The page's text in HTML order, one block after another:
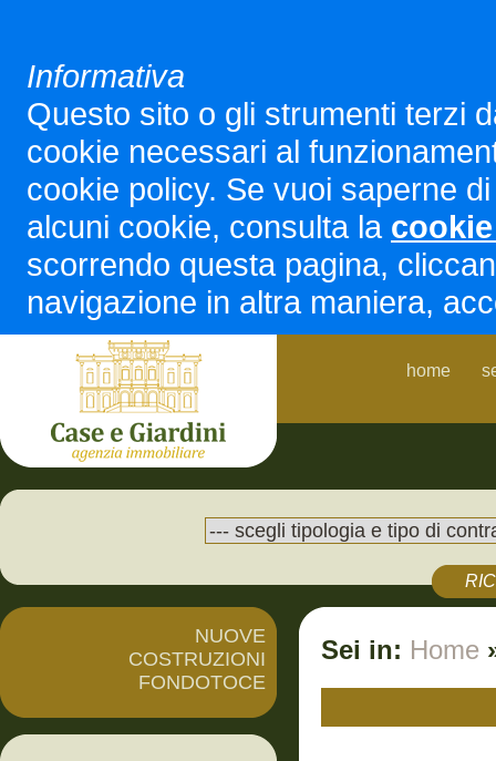
Informativa
Questo sito o gli strumenti terzi
cookie necessari al
cookie policy. Se vuoi saperne
alcuni cookie, consulta la
scorrendo questa pagina,
navigazione in altra maniera,
home
NUOVE
COSTRUZIONI
FONDOTOCE
Sei in: Home